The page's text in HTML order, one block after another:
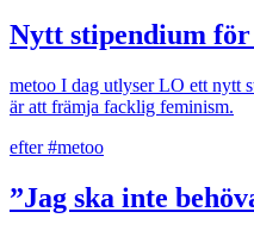
Nytt stipendium
metoo I dag utlyser LO ett nytt
är att främja facklig feminism.
efter #metoo
”Jag ska inte